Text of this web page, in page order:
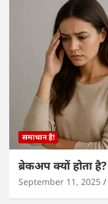
समाधान है!
ब्रेकअप क्यों होता है?
September 11, 2025